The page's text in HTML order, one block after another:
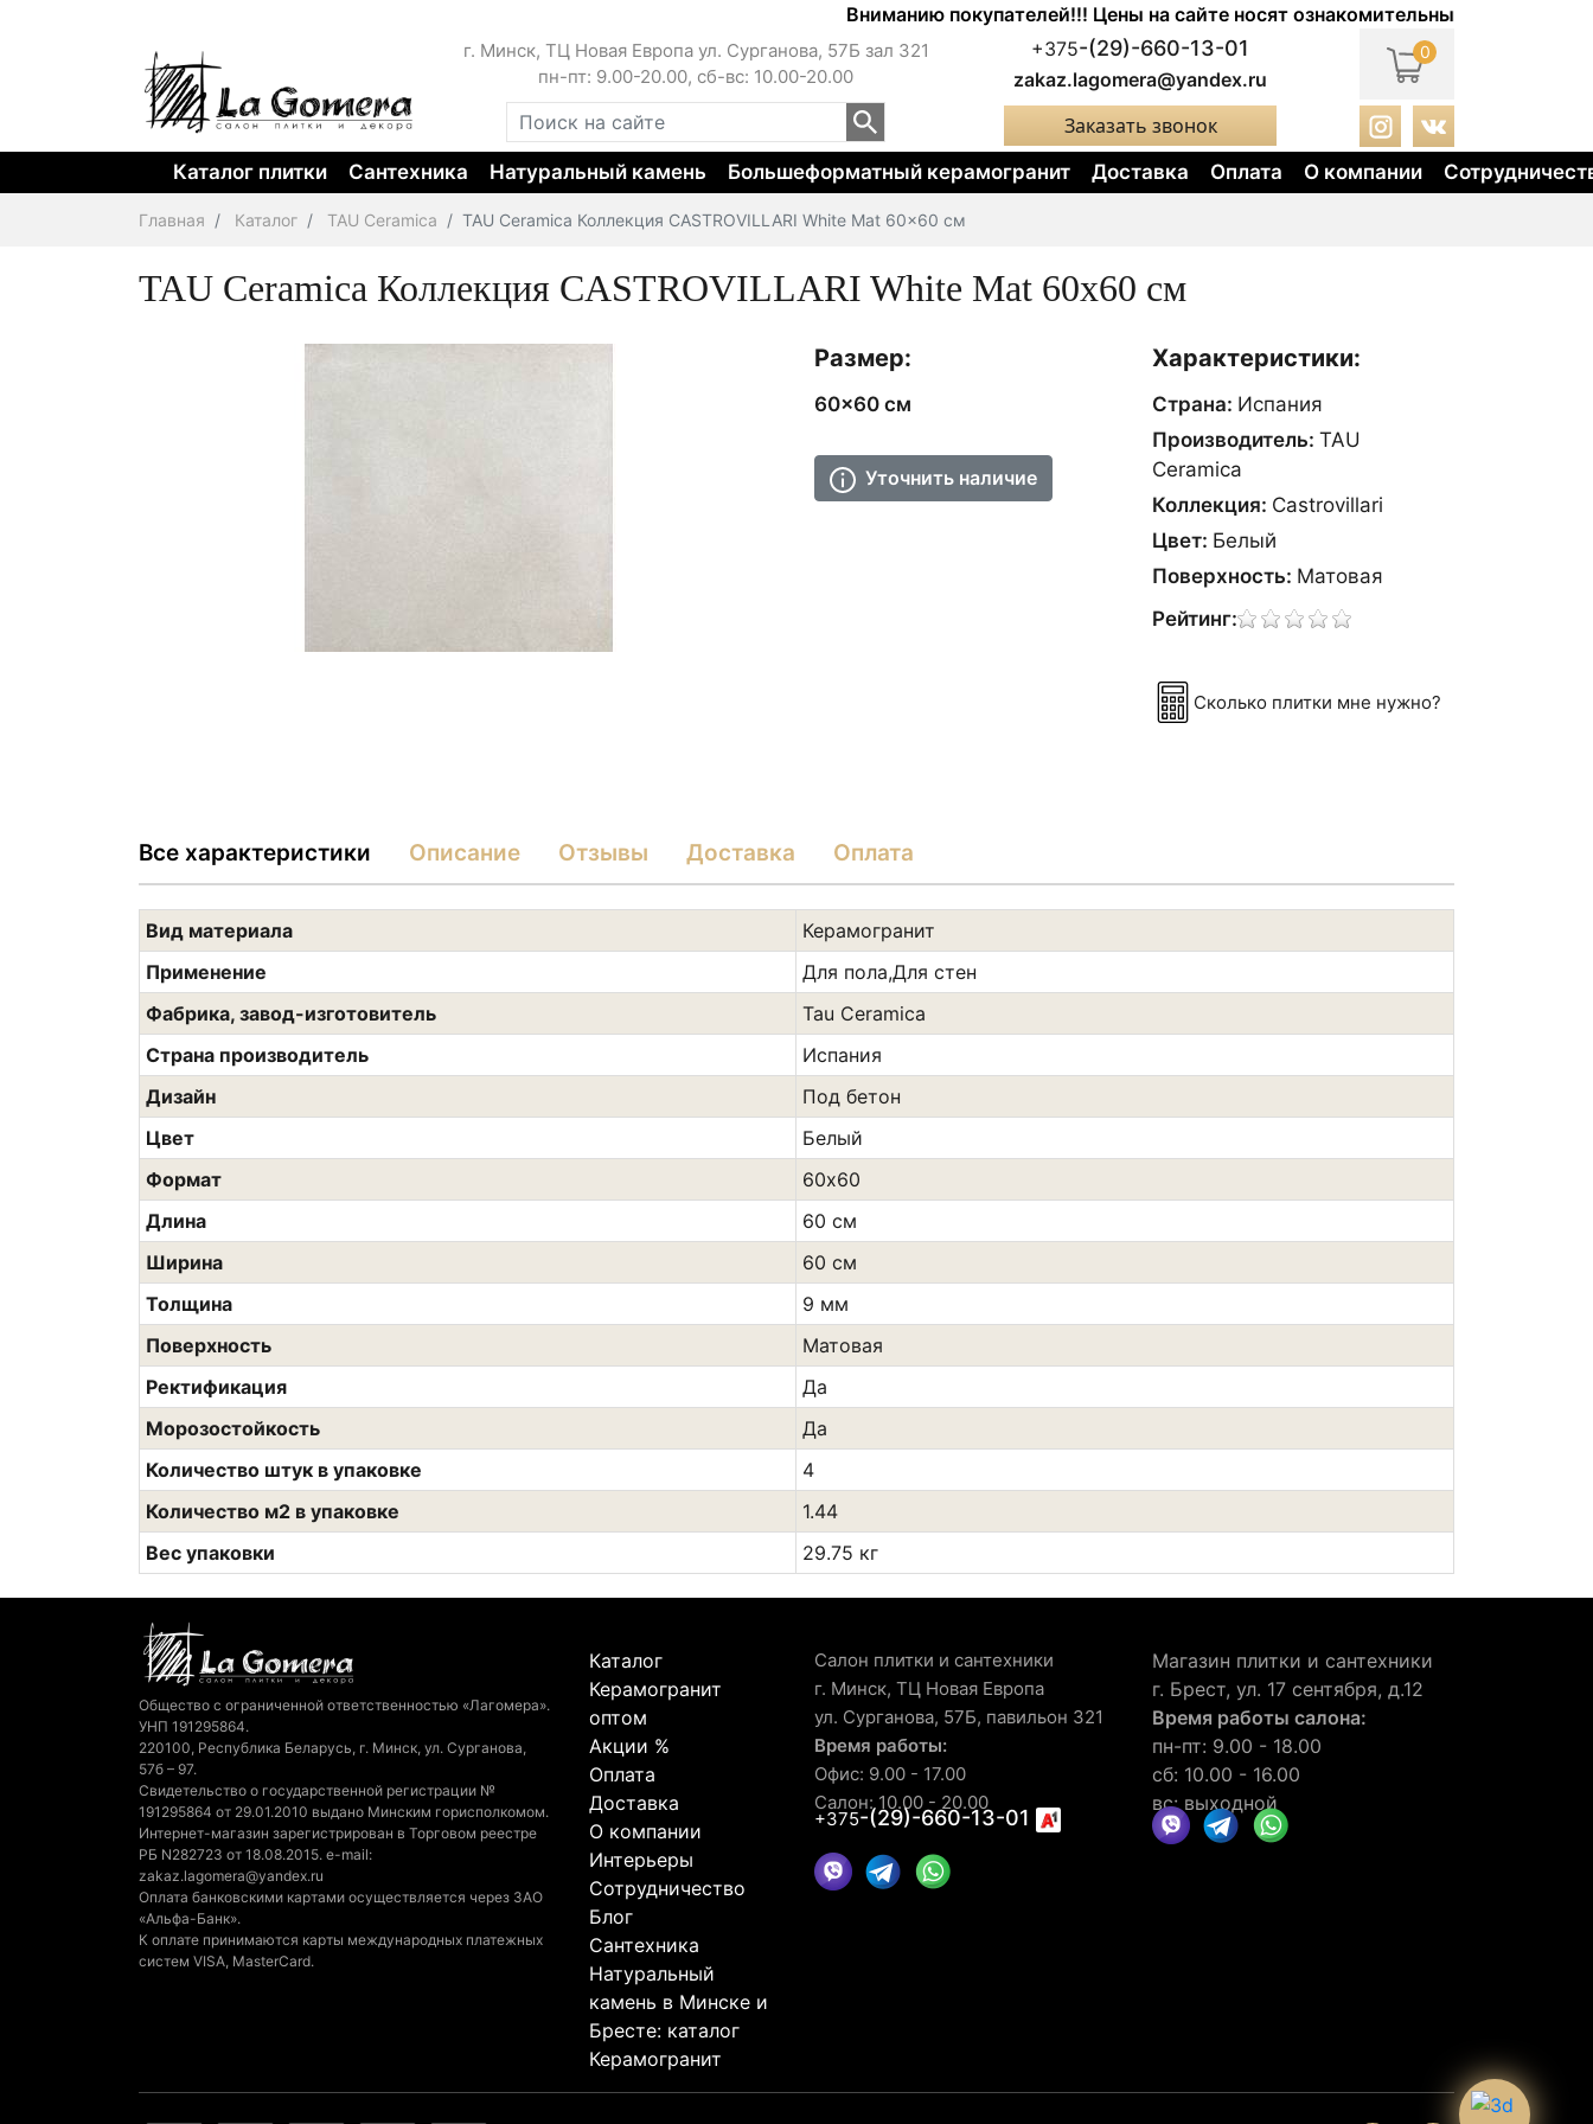
Вниманию покупателей!!! Цены на сайте носят ознакомительный характер.
г. Минск, ТЦ Новая Европа ул. Сурганова, 57Б зал 321
пн-пт: 9.00-20.00, сб-вс: 10.00-20.00
+375-(29)-660-13-01
zakaz.lagomera@yandex.ru
Заказать звонок
0
Каталог плитки Сантехника Натуральный камень Большеформатный керамогранит Доставка Оплата О компании
Главная Каталог TAU Ceramica TAU Ceramica Коллекция CASTROVILLARI White Mat 60x60 см
TAU Ceramica Коллекция CASTROVILLARI White Mat 60x60 см
Размер:
60x60 см
Уточнить наличие
Характеристики:
Страна: Испания
Производитель: TAU
Ceramica
Коллекция: Castrovillari
Цвет: Белый
Поверхность: Матовая
Рейтинг:
Сколько плитки мне нужно?
Все характеристики Описание Отзывы Доставка Оплата
Вид материала
Керамогранит
Применение
Для пола,Для стен
Фабрика, завод-изготовитель
Tau Ceramica
Страна производитель
Испания
Дизайн
Под бетон
Цвет
Белый
Формат
60х60
Длина
60 см
Ширина
60 см
Толщина
9 мм
Поверхность
Матовая
Ректификация
Да
Морозостойкость
Да
Количество штук в упаковке
4
Количество м2 в упаковке
1.44
Вес упаковки
29.75 кг
Общество с ограниченной ответственностью «Лагомера».
УНП 191295864.
220100, Республика Беларусь, г. Минск, ул. Сурганова,
57б – 97.
Свидетельство о государственной регистрации №
191295864 от 29.01.2010 выдано Минским горисполкомом.
Интернет-магазин зарегистрирован в Торговом реестре
РБ N282723 от 18.08.2015. e-mail:
zakaz.lagomera@yandex.ru
Оплата банковскими картами осуществляется через ЗАО
«Альфа-Банк».
К оплате принимаются карты международных платежных
систем VISA, MasterCard.
Каталог
Керамогранит
оптом
Акции %
Оплата
Доставка
О компании
Интерьеры
Сотрудничество
Блог
Сантехника
Натуральный
камень в Минске и
Бресте: каталог
Керамогранит
Салон плитки и сантехники
г. Минск, ТЦ Новая Европа
ул. Сурганова, 57Б, павильон 321
Время работы:
Офис: 9.00 - 17.00
Салон: 10.00 - 20.00
+375-(29)-660-13-01
Магазин плитки и сантехники
г. Брест, ул. 17 сентября, д.12
Время работы салона:
пн-пт: 9.00 - 18.00
сб: 10.00 - 16.00
вс: выходной